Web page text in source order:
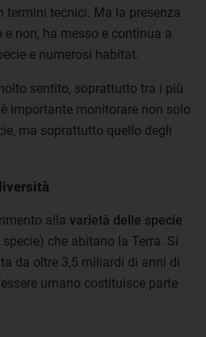
termini tecnici. Ma la presenza
non, ha messo e continua a
e numerosi habitat.
sentito, soprattutto tra i più
importante monitorare non solo
ma soprattutto quello degli
alla varietà delle specie
che abitano la Terra. Si
da oltre 3,5 miliardi di anni di
umano costituisce parte